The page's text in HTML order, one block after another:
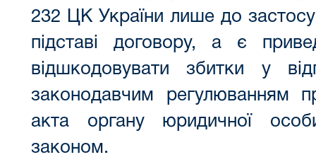
232 ЦК України лише до
підставі договору, а є
відшкодовувати збитки у
законодавчим регулюванням
акта органу юридичної
законом.